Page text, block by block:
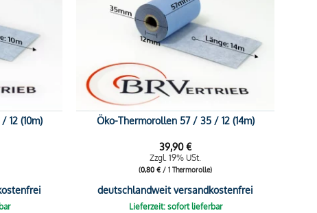
12 (10m) Öko-Thermorollen 57 / 35 / 12 (14m)
39,90€
Zzgl. 19% USt.
(0,80€ / 1 Thermorolle)
deutschlandweit versandkostenfrei
Lieferzeit: sofort lieferbar